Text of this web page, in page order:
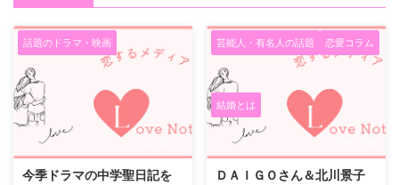
話題のドラマ・映画
今季ドラマの中学聖日記を
芸能人・有名人の話題 恋愛コラム
結婚とは
ＤＡＩＧＯさん＆北川景子